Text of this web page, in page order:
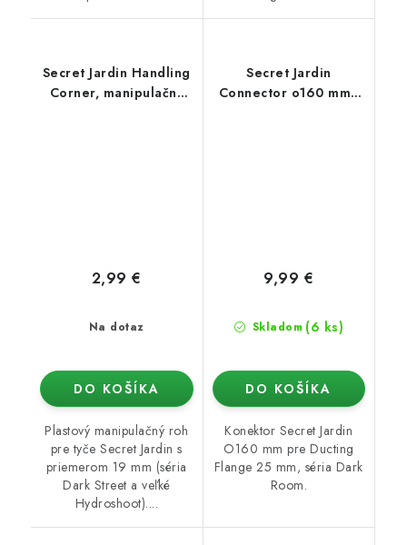
Secret Jardin Handling
Corner, manipulačný
Na dotaz
2,99 €
DO KOŠÍKA
Plastový manipulačný roh
pre tyče Secret Jardin s
priemerom 19 mm (séria
Dark Street a veľké
Hydroshoot)....
Secret Jardin
Connector o160 mm -
Skladom (6 ks)
9,99 €
DO KOŠÍKA
Konektor Secret Jardin
O160 mm pre Ducting
Flange 25 mm, séria Dark
Room.